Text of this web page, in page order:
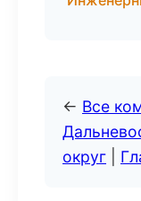
← Все
округ